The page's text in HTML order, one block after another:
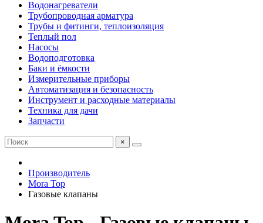
Водонагреватели
Трубопроводная арматура
Трубы и фитинги, теплоизоляция
Теплый пол
Насосы
Водоподготовка
Баки и ёмкости
Измерительные приборы
Автоматизация и безопасность
Инструмент и расходные материалы
Техника для дачи
Запчасти
×
Производитель
Mora Top
Газовые клапаны